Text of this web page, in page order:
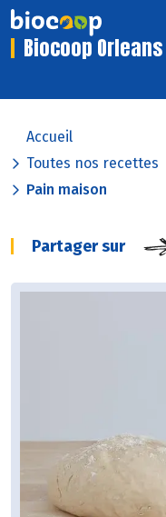
Biocoop Orleans
Accueil
Toutes nos recettes
Pain maison
Partager sur